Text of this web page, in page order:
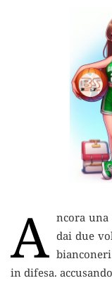
A ncora una
dai due
in difesa.